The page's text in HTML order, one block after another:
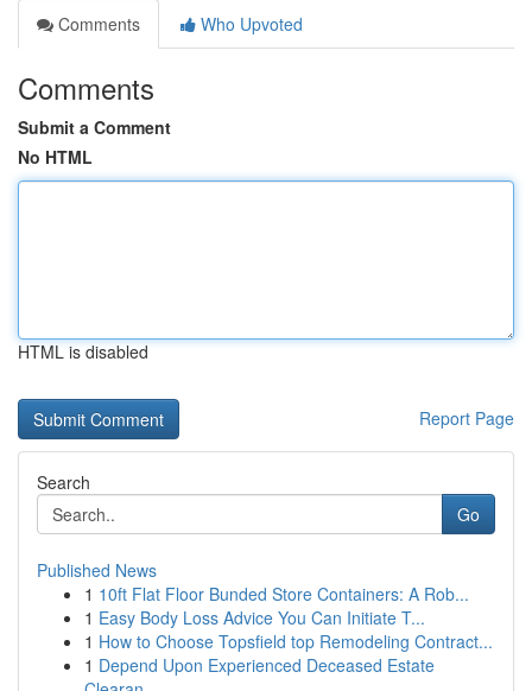
Comments
Who Upvoted
Comments
Submit a Comment
No HTML
HTML is disabled
Report Page
Search
Go
Published News
1 10ft Flat Floor Bunded Store Containers: A Rob...
1 Easy Body Loss Advice You Can Initiate T...
1 How to Choose Topsfield top Remodeling Contract...
1 Depend Upon Experienced Deceased Estate